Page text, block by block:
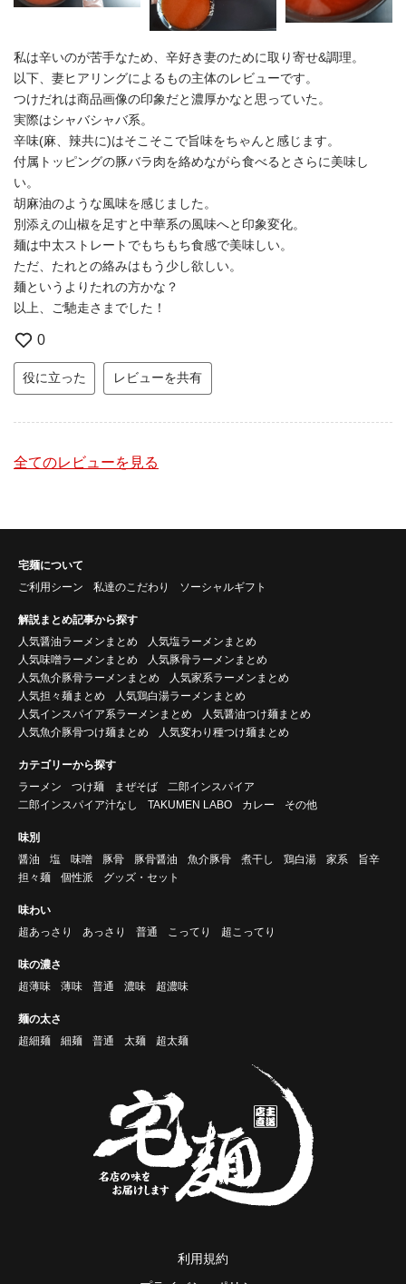
私は辛いのが苦手なため、辛好き妻のために取り寄せ&調理。
以下、妻ヒアリングによるもの主体のレビューです。
つけだれは商品画像の印象だと濃厚かなと思っていた。
実際はシャバシャバ系。
辛味(麻、辣共に)はそこそこで旨味をちゃんと感じます。
付属トッピングの豚バラ肉を絡めながら食べるとさらに美味し
い。
胡麻油のような風味を感じました。
別添えの山椒を足すと中華系の風味へと印象変化。
麺は中太ストレートでもちもち食感で美味しい。
ただ、たれとの絡みはもう少し欲しい。
麺というよりたれの方かな？
以上、ご馳走さまでした！
0
役に立った レビューを共有
全てのレビューを見る
宅麺について
ご利用シーン
私達のこだわり ソーシャルギフト
解説まとめ記事から探す
人気醤油ラーメンまとめ
人気塩ラーメンまとめ
人気味噌ラーメンまとめ
人気豚骨ラーメンまとめ
人気魚介豚骨ラーメンまとめ
人気家系ラーメンまとめ
人気担々麺まとめ
人気鶏白湯ラーメンまとめ
人気インスパイア系ラーメンまとめ
人気醤油つけ麺まとめ
人気魚介豚骨つけ麺まとめ
人気変わり種つけ麺まとめ
カテゴリーから探す
ラーメン
つけ麺 まぜそば
二郎インスパイア
二郎インスパイア汁なし
TAKUMEN LABO カレー その他
味別
醤油
塩 味噌 豚骨 豚骨醤油 魚介豚骨 煮干し 鶏白湯 家系
旨辛
担々麺
個性派 グッズ・セット
味わい
超あっさり
あっさり 普通 こってり 超こってり
味の濃さ
超薄味
薄味 普通 濃味 超濃味
麺の太さ
超細麺
細麺 普通 太麺 超太麺
利用規約